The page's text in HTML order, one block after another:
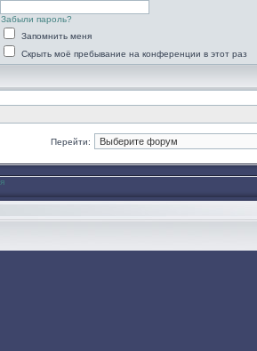
Забыли пароль?
Запомнить меня
Скрыть моё пребывание на конференции в этот раз
Перейти: